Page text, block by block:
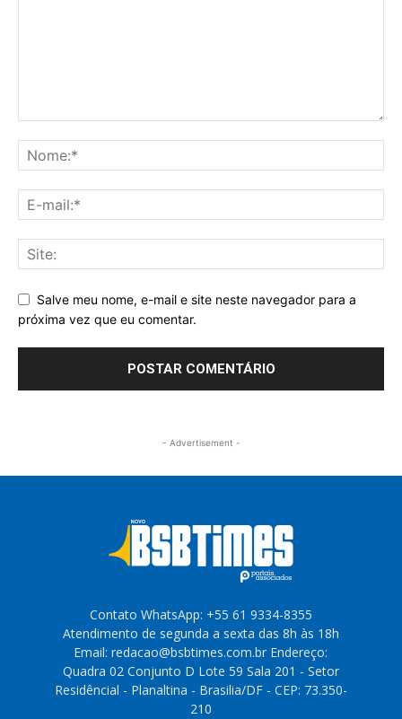
Salve meu nome, e-mail e site neste navegador para a
próxima vez que eu comentar.
- Advertisement -
Contato WhatsApp: +55 61 9334-8355
Atendimento de segunda a sexta das 8h às 18h
Email: redacao@bsbtimes.com.br Endereço:
Quadra 02 Conjunto D Lote 59 Sala 201 - Setor
Residêncial - Planaltina - Brasilia/DF - CEP: 73.350-
210